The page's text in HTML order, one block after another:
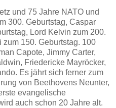
und 75 Jahre NATO und
300. Geburtstag, Caspar
Lord Kelvin zum 200.
150. Geburtstag. 100
Capote, Jimmy Carter,
Friedericke Mayröcker,
Es jährt sich ferner zum
von Beethovens Neunter,
evangelische
auch schon 20 Jahre alt.